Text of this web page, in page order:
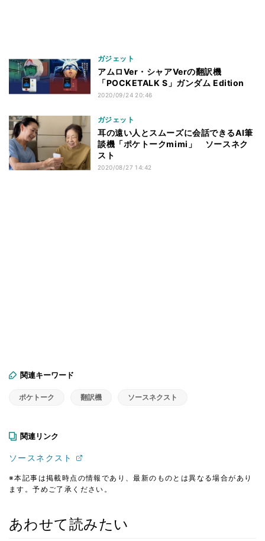
ガジェット
アムロVer・シャアVerの翻訳機
「POCKETALK S」ガンダム Edition
2020/09/24 20:46
ガジェット
耳の遠い人とスムーズに会話できるAI筆
談機「ポケトークmimi」 ソースネク
スト
2020/08/27 14:42
関連キーワード
ポケトーク 翻訳機 ソースネクスト
関連リンク
ソースネクスト
※本記事は掲載時点の情報であり、最新のものとは異なる場合があり
ます。予めご了承ください。
あわせて読みたい